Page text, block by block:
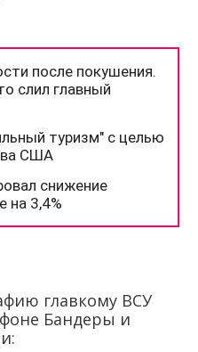
главкому ВСУ
Бандеры и